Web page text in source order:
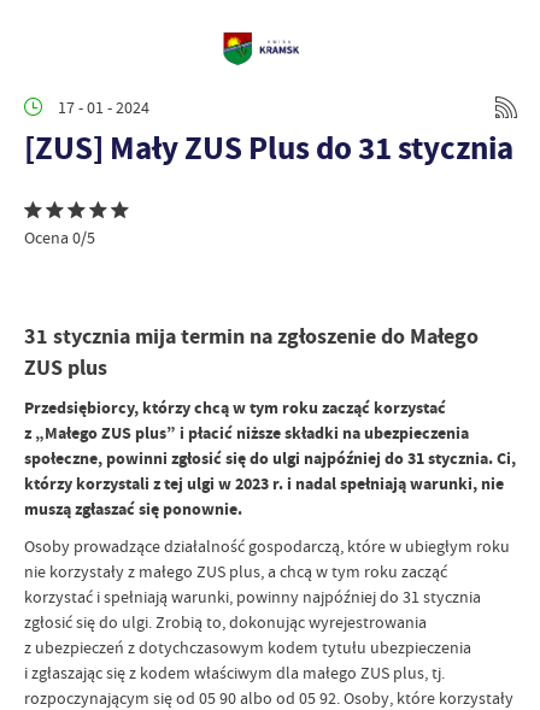
17 - 01 - 2024
[ZUS] Mały ZUS Plus do 31 stycznia
Ocena 0/5
31 stycznia mija termin na zgłoszenie do Małego
ZUS plus
Przedsiębiorcy, którzy chcą w tym roku zacząć korzystać
z „Małego ZUS plus” i płacić niższe składki na ubezpieczenia
społeczne, powinni zgłosić się do ulgi najpóźniej do 31 stycznia. Ci,
którzy korzystali z tej ulgi w 2023 r. i nadal spełniają warunki, nie
muszą zgłaszać się ponownie.
Osoby prowadzące działalność gospodarczą, które w ubiegłym roku
nie korzystały z małego ZUS plus, a chcą w tym roku zacząć
korzystać i spełniają warunki, powinny najpóźniej do 31 stycznia
zgłosić się do ulgi. Zrobią to, dokonując wyrejestrowania
z ubezpieczeń z dotychczasowym kodem tytułu ubezpieczenia
i zgłaszając się z kodem właściwym dla małego ZUS plus, tj.
rozpoczynającym się od 05 90 albo od 05 92. Osoby, które korzystały